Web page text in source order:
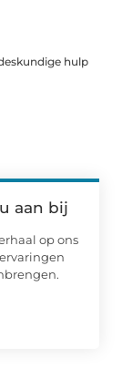
hulp
aan bij
op ons